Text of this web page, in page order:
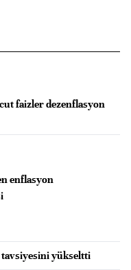
faizler dezenflasyon
enflasyon
yükseltti